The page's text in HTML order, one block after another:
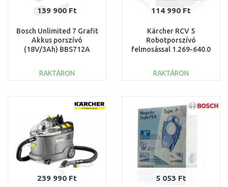
139 900 Ft
Bosch Unlimited 7 Grafit
Akkus porszívó
(18V/3Ah) BBS712A
RAKTÁRON
Összehasonlítás
114 990 Ft
Kärcher RCV 5
Robotporszívó
felmosással 1.269-640.0
RAKTÁRON
Összehasonlítás
239 990 Ft 5 053 Ft